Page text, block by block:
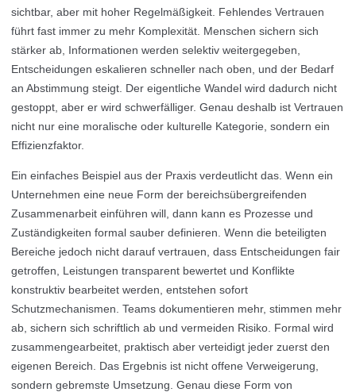
sichtbar, aber mit hoher Regelmäßigkeit. Fehlendes Vertrauen
führt fast immer zu mehr Komplexität. Menschen sichern sich
stärker ab, Informationen werden selektiv weitergegeben,
Entscheidungen eskalieren schneller nach oben, und der Bedarf
an Abstimmung steigt. Der eigentliche Wandel wird dadurch nicht
gestoppt, aber er wird schwerfälliger. Genau deshalb ist Vertrauen
nicht nur eine moralische oder kulturelle Kategorie, sondern ein
Effizienzfaktor.
Ein einfaches Beispiel aus der Praxis verdeutlicht das. Wenn ein
Unternehmen eine neue Form der bereichsübergreifenden
Zusammenarbeit einführen will, dann kann es Prozesse und
Zuständigkeiten formal sauber definieren. Wenn die beteiligten
Bereiche jedoch nicht darauf vertrauen, dass Entscheidungen fair
getroffen, Leistungen transparent bewertet und Konflikte
konstruktiv bearbeitet werden, entstehen sofort
Schutzmechanismen. Teams dokumentieren mehr, stimmen mehr
ab, sichern sich schriftlich ab und vermeiden Risiko. Formal wird
zusammengearbeitet, praktisch aber verteidigt jeder zuerst den
eigenen Bereich. Das Ergebnis ist nicht offene Verweigerung,
sondern gebremste Umsetzung. Genau diese Form von